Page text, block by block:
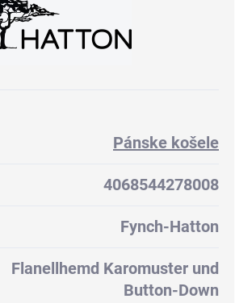
Pánske košele
4068544278008
Fynch-Hatton
Flanellhemd Karomuster und
Button-Down